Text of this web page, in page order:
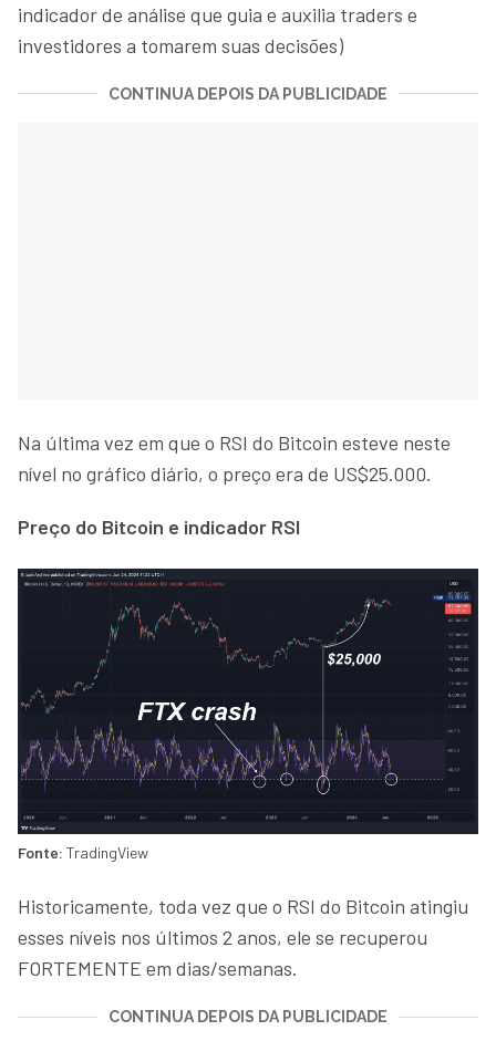
indicador de análise que guia e auxilia traders e
investidores a tomarem suas decisões)
CONTINUA DEPOIS DA PUBLICIDADE
Na última vez em que o RSI do Bitcoin esteve neste
nível no gráfico diário, o preço era de US$25.000.
Preço do Bitcoin e indicador RSI
Fonte: TradingView
Historicamente, toda vez que o RSI do Bitcoin atingiu
esses níveis nos últimos 2 anos, ele se recuperou
FORTEMENTE em dias/semanas.
CONTINUA DEPOIS DA PUBLICIDADE